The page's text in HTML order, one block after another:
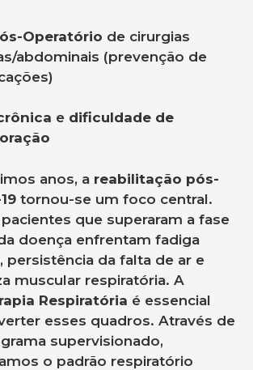
Operatório de cirurgias
abdominais (prevenção de
e dificuldade de
anos, a reabilitação pós-
tornou-se um foco central.
que superaram a fase
doença enfrentam fadiga
persistência da falta de ar e
muscular respiratória. A
Respiratória é essencial
esses quadros. Através de
supervisionado,
o padrão respiratório